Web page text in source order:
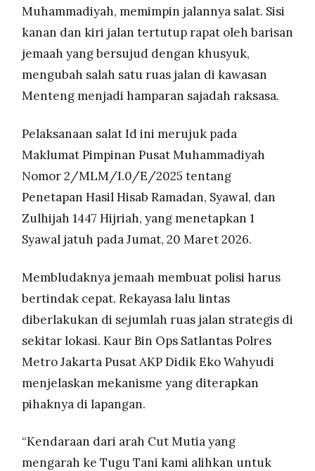
PT.
MEDIA
PRAMUDITA
Muhammadiyah, memimpin jalannya salat. Sisi
kanan dan kiri jalan tertutup rapat oleh barisan
jemaah yang bersujud dengan khusyuk,
mengubah salah satu ruas jalan di kawasan
Menteng menjadi hamparan sajadah raksasa.
Pelaksanaan salat Id ini merujuk pada
Maklumat Pimpinan Pusat Muhammadiyah
Nomor 2/MLM/I.0/E/2025 tentang
Penetapan Hasil Hisab Ramadan, Syawal, dan
Zulhijah 1447 Hijriah, yang menetapkan 1
Syawal jatuh pada Jumat, 20 Maret 2026.
Membludaknya jemaah membuat polisi harus
bertindak cepat. Rekayasa lalu lintas
diberlakukan di sejumlah ruas jalan strategis di
sekitar lokasi. Kaur Bin Ops Satlantas Polres
Metro Jakarta Pusat AKP Didik Eko Wahyudi
menjelaskan mekanisme yang diterapkan
pihaknya di lapangan.
“Kendaraan dari arah Cut Mutia yang
mengarah ke Tugu Tani kami alihkan untuk